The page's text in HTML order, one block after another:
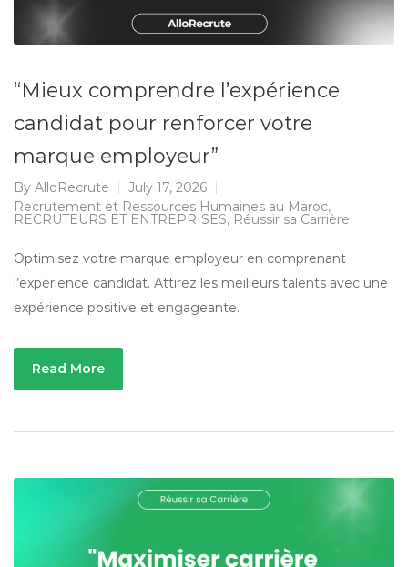
“Mieux comprendre l’expérience
candidat pour renforcer votre
marque employeur”
By AlloRecrute
July 17, 2026
Recrutement et Ressources Humaines au Maroc,
RECRUTEURS ET ENTREPRISES, Réussir sa Carrière
Optimisez votre marque employeur en comprenant
l’expérience candidat. Attirez les meilleurs talents avec une
expérience positive et engageante.
Read More